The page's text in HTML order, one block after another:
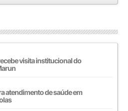
visita institucional do
atendimento de saúde em